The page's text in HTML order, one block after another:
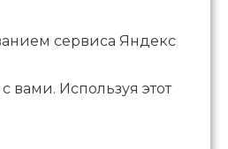
сервиса Яндекс
вами. Используя этот